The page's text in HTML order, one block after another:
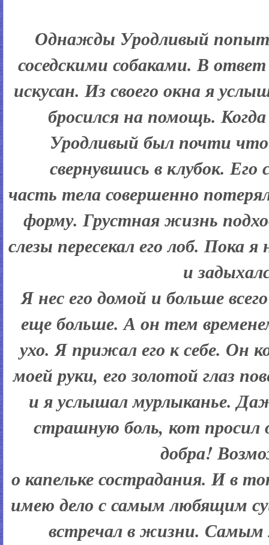
Однажды Уродливый
соседскими собаками. В
искусан. Из своего окна я
бросился на помощь.
Уродливый был почти
свернувшись в клубок. Его
часть тела совершенно
форму. Грустная жизнь
слезы пересекал его лоб. Пока
и
Я нес его домой и больше
еще больше. А он тем
ухо. Я прижал его к себе. Он
моей руки, его золотой глаз
и я услышал мурлыканье.
страшную боль, кот просил
добра!
о капельке сострадания. И в
имею дело с самым любящим
встречал в жизни.